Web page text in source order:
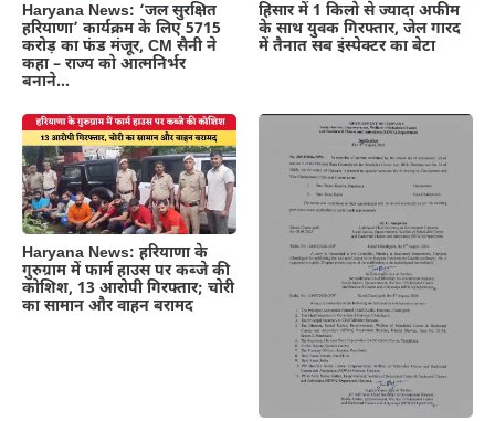
Haryana News: ‘जल सुरक्षित
हरियाणा’ कार्यक्रम के लिए 5715
करोड़ का फंड मंजूर, CM सैनी ने
कहा – राज्य को आत्मनिर्भर
बनाने…
हिसार में 1 किलो से ज्यादा अफीम
के साथ युवक गिरफ्तार, जेल गारद
में तैनात सब इंस्पेक्टर का बेटा
Haryana News: हरियाणा के
गुरुग्राम में फार्म हाउस पर कब्जे की
कोशिश, 13 आरोपी गिरफ्तार; चोरी
का सामान और वाहन बरामद